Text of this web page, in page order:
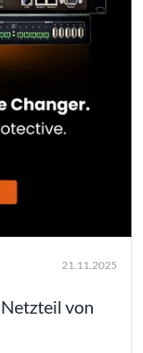
21.11.2025
von